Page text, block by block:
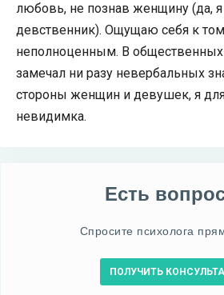
любовь, не познав женщину (да, я
девственник). Ощущаю себя к
неполноценным. В общественных
замечал ни разу невербальных
стороны женщин и девушек, я
невидимка.
Есть
Спросите психолога
ПОЛУЧИТЬ